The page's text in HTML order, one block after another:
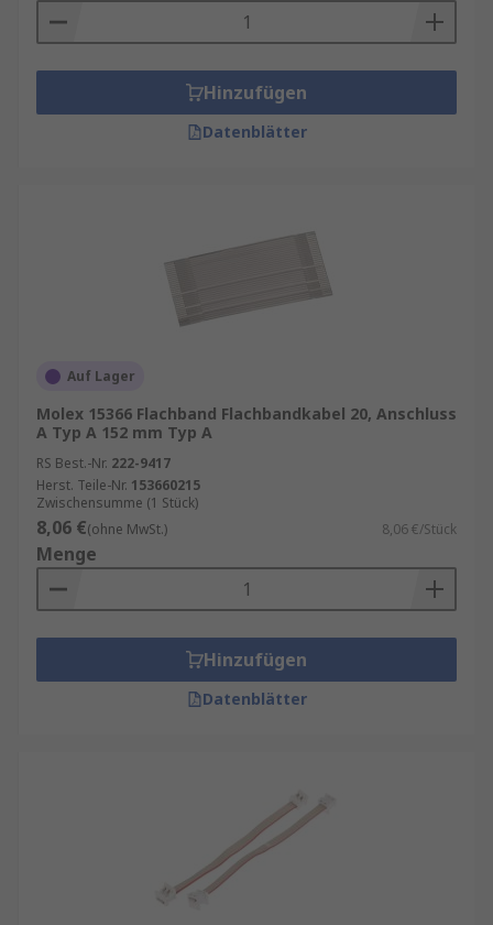
Hinzufügen
Datenblätter
Auf Lager
Molex 15366 Flachband Flachbandkabel 20, Anschluss
A Typ A 152 mm Typ A
RS Best.-Nr. 222-9417
Herst. Teile-Nr. 153660215
Zwischensumme (1 Stück)
8,06 €(ohne MwSt.) 8,06 €/Stück
Menge
Hinzufügen
Datenblätter